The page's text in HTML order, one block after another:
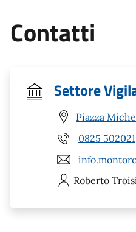
Contatti
Settore
Piazza
0825 502021
Roberto